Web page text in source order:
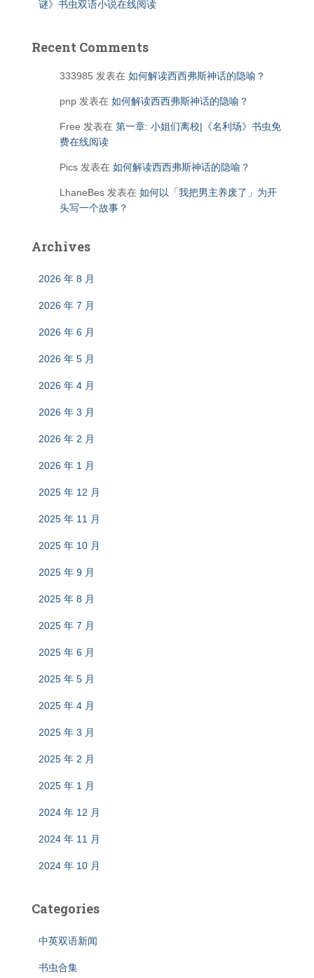
谜》书虫双语小说在线阅读
Recent Comments
333985 发表在 如何解读西西弗斯神话的隐喻？
pnp 发表在 如何解读西西弗斯神话的隐喻？
Free 发表在 第一章: 小姐们离校|《名利场》书虫免
费在线阅读
Pics 发表在 如何解读西西弗斯神话的隐喻？
LhaneBes 发表在 如何以「我把男主养废了」为开
头写一个故事？
Archives
2026 年 8 月
2026 年 7 月
2026 年 6 月
2026 年 5 月
2026 年 4 月
2026 年 3 月
2026 年 2 月
2026 年 1 月
2025 年 12 月
2025 年 11 月
2025 年 10 月
2025 年 9 月
2025 年 8 月
2025 年 7 月
2025 年 6 月
2025 年 5 月
2025 年 4 月
2025 年 3 月
2025 年 2 月
2025 年 1 月
2024 年 12 月
2024 年 11 月
2024 年 10 月
Categories
中英双语新闻
书虫合集